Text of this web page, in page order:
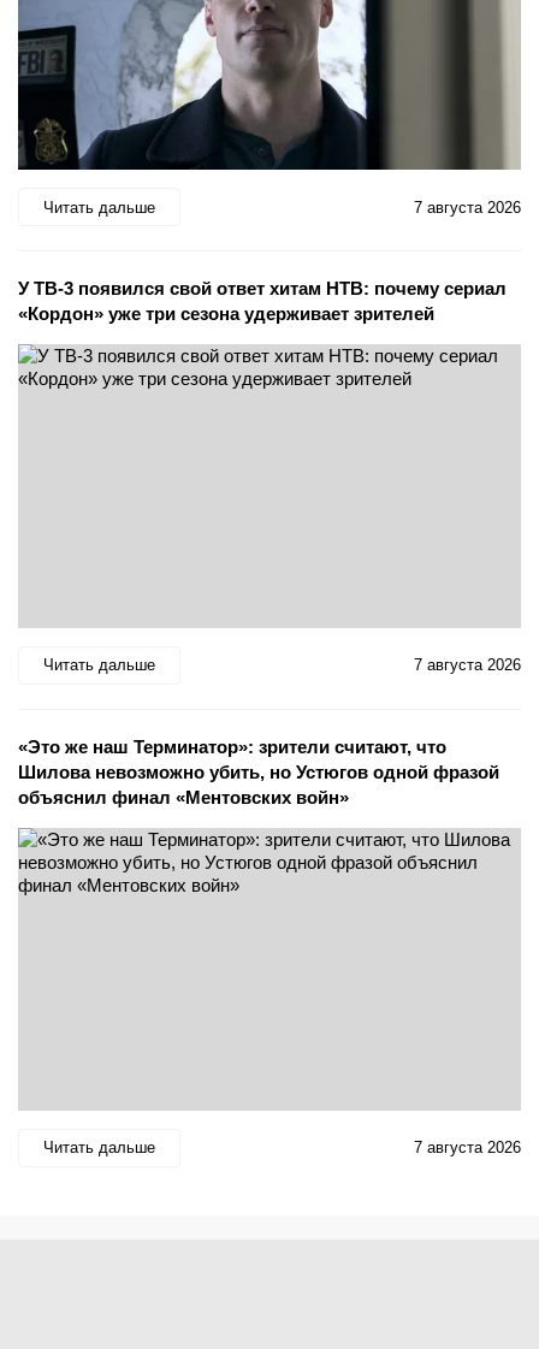
Читать дальше 7 августа 2026
У ТВ-3 появился свой ответ хитам НТВ: почему сериал
«Кордон» уже три сезона удерживает зрителей
Читать дальше 7 августа 2026
«Это же наш Терминатор»: зрители считают, что
Шилова невозможно убить, но Устюгов одной фразой
объяснил финал «Ментовских войн»
Читать дальше 7 августа 2026